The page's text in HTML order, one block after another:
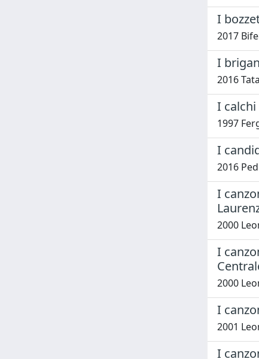
I
2017
I
2016
I calchi
1997
I
2016
I
2000
I
2000
I
2001
I